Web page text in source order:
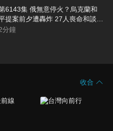
6143集 俄無意停火？烏克蘭和
提案前夕遭轟炸 27人喪命和談再
僵局
分鐘
收合